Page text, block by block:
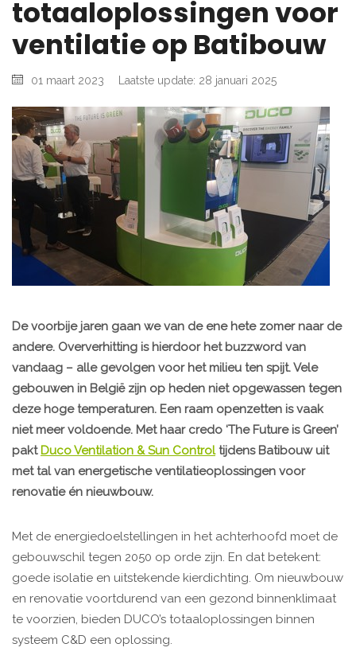
totaaloplossingen voor
ventilatie op Batibouw
01 maart 2023 Laatste update: 28 januari 2025
De voorbije jaren gaan we van de ene hete zomer naar de
andere. Oververhitting is hierdoor het buzzword van
vandaag – alle gevolgen voor het milieu ten spijt. Vele
gebouwen in België zijn op heden niet opgewassen tegen
deze hoge temperaturen. Een raam openzetten is vaak
niet meer voldoende. Met haar credo ‘The Future is Green’
pakt Duco Ventilation & Sun Controltijdens Batibouw uit
met tal van energetische ventilatieoplossingen voor
renovatie én nieuwbouw.
Met de energiedoelstellingen in het achterhoofd moet de
gebouwschil tegen 2050 op orde zijn. En dat betekent:
goede isolatie en uitstekende kierdichting. Om nieuwbouw
en renovatie voortdurend van een gezond binnenklimaat
te voorzien, bieden DUCO’s totaaloplossingen binnen
systeem C&D een oplossing.